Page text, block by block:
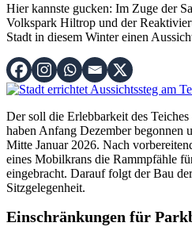
Hier kannste gucken: Im Zuge der
Volkspark Hiltrop und der
Stadt in diesem Winter einen
Der soll die Erlebbarkeit des
haben Anfang Dezember begonnen
Mitte Januar 2026. Nach
eines Mobilkrans die Rammpfähle
eingebracht. Darauf folgt der Bau
Sitzgelegenheit.
Einschränkungen für